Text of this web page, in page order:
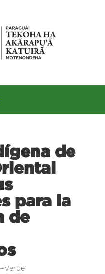
de
para la
de